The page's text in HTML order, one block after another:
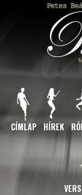
CÍMLAP HÍREK